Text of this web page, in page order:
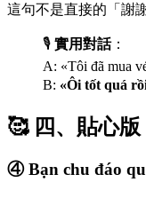
這句不是直接的「謝
🎙️ 實用對話：
A: «Tôi đã mua
B: «Ôi tốt quá
🥰 四、貼心
④ Bạn chu đáo